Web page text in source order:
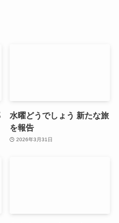
水曜どうでしょう 新たな旅
を報告
2026年3月31日